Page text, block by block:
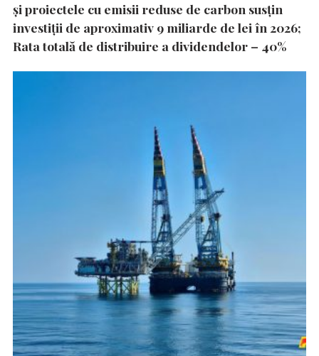
și proiectele cu emisii reduse de carbon susțin
investiții de aproximativ 9 miliarde de lei în 2026;
Rata totală de distribuire a dividendelor – 40%